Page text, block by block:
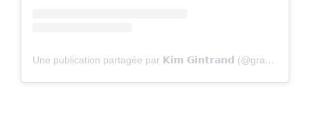
Une publication partagée par 𝗞𝗶𝗺 𝗚𝗶𝗻𝘁𝗿𝗮𝗻𝗱 (@gravel_kim)